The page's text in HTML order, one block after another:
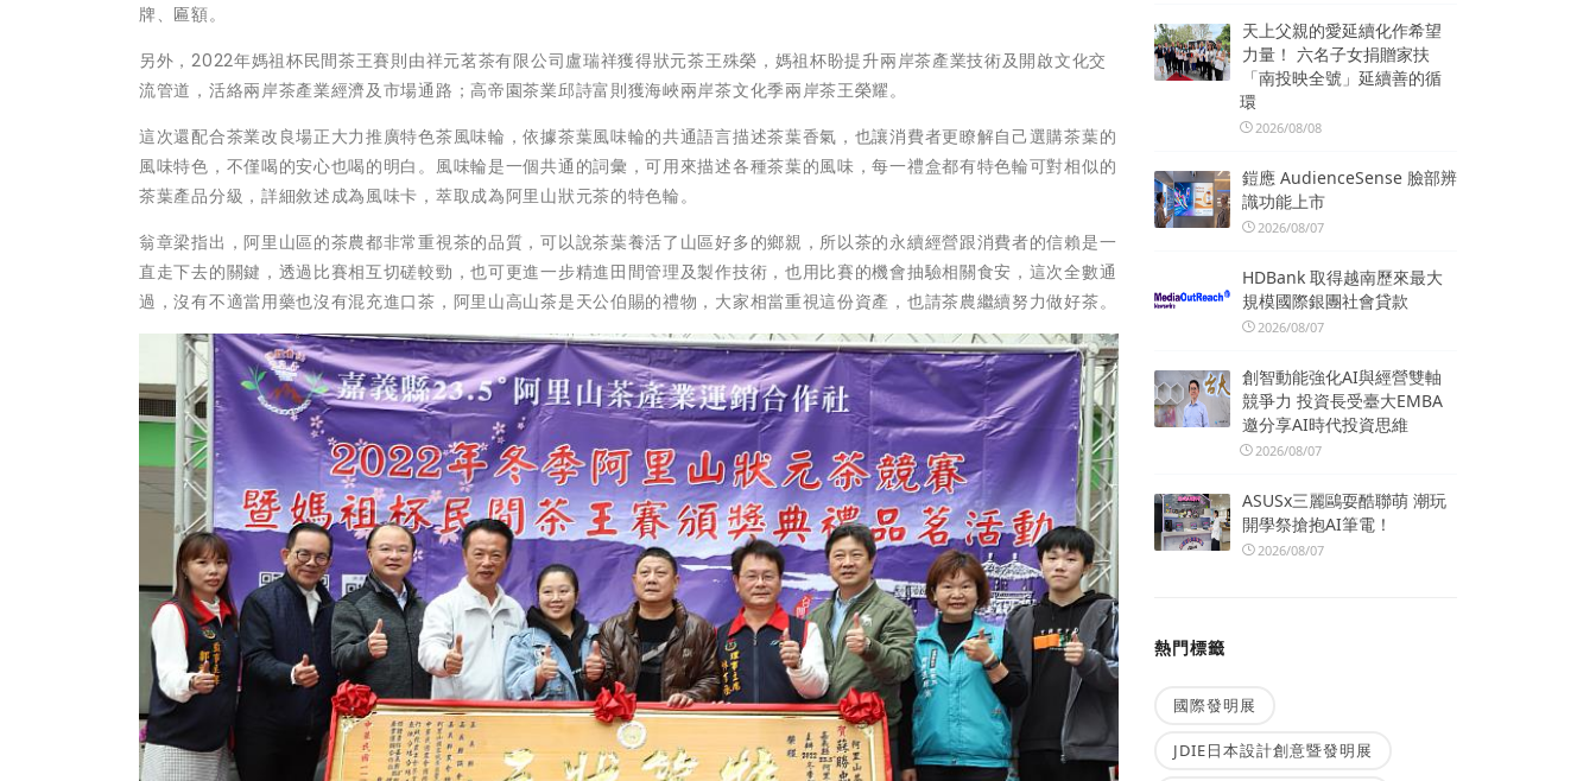
牌、匾額。
另外，2022年媽祖杯民間茶王賽則由祥元茗茶有限公司盧瑞祥獲得狀元茶王殊榮，媽祖杯盼提升兩岸茶產業技術及開啟文化交
流管道，活絡兩岸茶產業經濟及市場通路；高帝園茶業邱詩富則獲海峽兩岸茶文化季兩岸茶王榮耀。
這次還配合茶業改良場正大力推廣特色茶風味輪，依據茶葉風味輪的共通語言描述茶葉香氣，也讓消費者更瞭解自己選購茶葉的
風味特色，不僅喝的安心也喝的明白。風味輪是一個共通的詞彙，可用來描述各種茶葉的風味，每一禮盒都有特色輪可對相似的
茶葉產品分級，詳細敘述成為風味卡，萃取成為阿里山狀元茶的特色輪。
翁章梁指出，阿里山區的茶農都非常重視茶的品質，可以說茶葉養活了山區好多的鄉親，所以茶的永續經營跟消費者的信賴是一
直走下去的關鍵，透過比賽相互切磋較勁，也可更進一步精進田間管理及製作技術，也用比賽的機會抽驗相關食安，這次全數通
過，沒有不適當用藥也沒有混充進口茶，阿里山高山茶是天公伯賜的禮物，大家相當重視這份資產，也請茶農繼續努力做好茶。
天上父親的愛延續化作希望
力量！ 六名子女捐贈家扶
「南投映全號」延續善的循
環
2026/08/08
鎧應 AudienceSense 臉部辨
識功能上市
2026/08/07
HDBank 取得越南歷來最大
規模國際銀團社會貸款
2026/08/07
創智動能強化AI與經營雙軸
競爭力 投資長受臺大EMBA
邀分享AI時代投資思維
2026/08/07
ASUSx三麗鷗耍酷聯萌 潮玩
開學祭搶抱AI筆電！
2026/08/07
熱門標籤
國際發明展
JDIE日本設計創意暨發明展